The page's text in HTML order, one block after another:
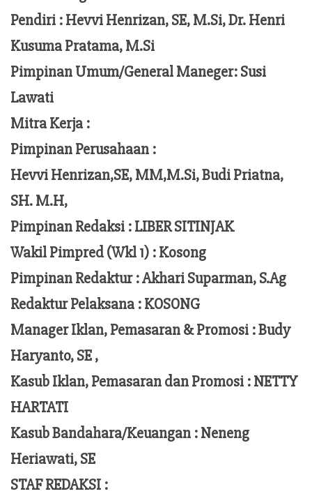
Pendiri :Hevvi Henrizan, SE, M.Si, Dr. Henri
Kusuma Pratama, M.Si
Pimpinan Umum/General Maneger:Susi
Lawati
Mitra Kerja :
Pimpinan Perusahaan :
Hevvi Henrizan,SE, MM,M.Si,Budi Priatna,
SH. M.H,
Pimpinan Redaksi :LIBER SITINJAK
Wakil Pimpred (Wkl 1) : Kosong
Pimpinan Redaktur :Akhari Suparman, S.Ag
Redaktur Pelaksana :KOSONG
Manager Iklan, Pemasaran & Promosi :Budy
Haryanto, SE ,
Kasub Iklan, Pemasaran dan Promosi :NETTY
HARTATI
Kasub Bandahara/Keuangan :Neneng
Heriawati, SE
STAF REDAKSI :